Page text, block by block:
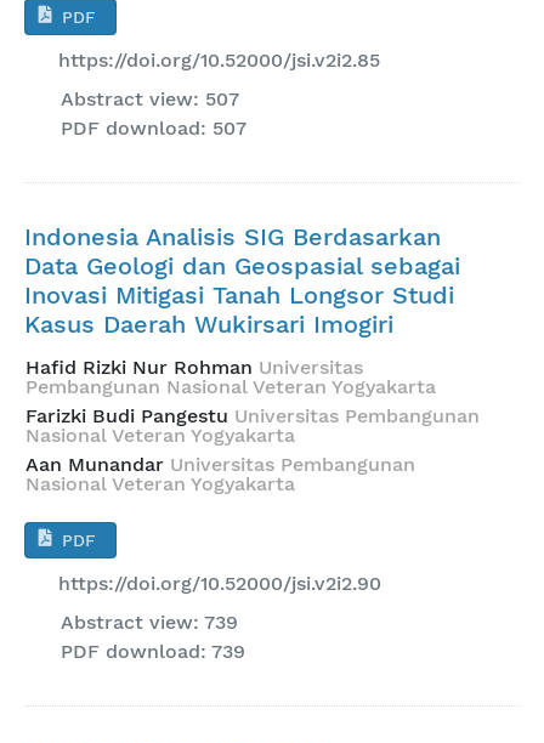
PDF
https://doi.org/10.52000/jsi.v2i2.85
Abstract view: 507
PDF download: 507
Indonesia Analisis SIG Berdasarkan
Data Geologi dan Geospasial sebagai
Inovasi Mitigasi Tanah Longsor Studi
Kasus Daerah Wukirsari Imogiri
Hafid Rizki Nur Rohman Universitas
Pembangunan Nasional Veteran Yogyakarta
Farizki Budi Pangestu Universitas Pembangunan
Nasional Veteran Yogyakarta
Aan Munandar Universitas Pembangunan
Nasional Veteran Yogyakarta
PDF
https://doi.org/10.52000/jsi.v2i2.90
Abstract view: 739
PDF download: 739